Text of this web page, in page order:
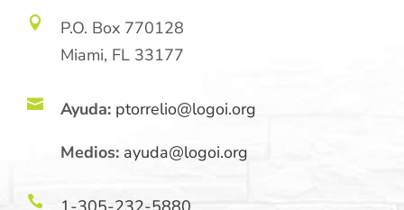

P.O. Box 770128
Miami, FL 33177
 Ayuda: ptorrelio@logoi.org
Medios: ayuda@logoi.org
